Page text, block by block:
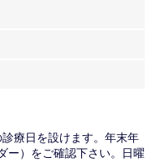
療日を設けます。年末年
ー）をご確認下さい。日曜